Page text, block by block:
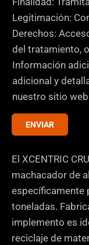
r
e
C
o
m
e
n
t
a
a
s
d
e
v
e
r
i
c
a
c
i
ó
Legitimación:
Derechos:
del tratamiento,
Información
adicional y
nuestro sitio
ENVIAR
El XCENTRIC
machacador de
específicamente
toneladas.
implemento es
reciclaje de